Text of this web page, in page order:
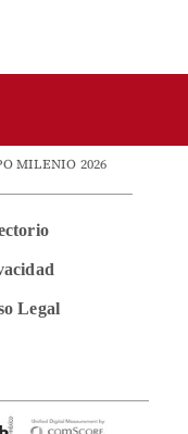
MILENIO 2026
Legal